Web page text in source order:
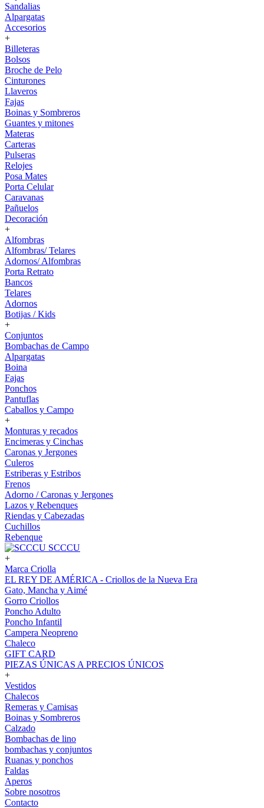
Sandalias
Alpargatas
Accesorios
+
Billeteras
Bolsos
Broche de Pelo
Cinturones
Llaveros
Fajas
Boinas y Sombreros
Guantes y mitones
Materas
Carteras
Pulseras
Relojes
Posa Mates
Porta Celular
Caravanas
Pañuelos
Decoración
+
Alfombras
Alfombras/ Telares
Adornos/ Alfombras
Porta Retrato
Bancos
Telares
Adornos
Botijas / Kids
+
Conjuntos
Bombachas de Campo
Alpargatas
Boina
Fajas
Ponchos
Pantuflas
Caballos y Campo
+
Monturas y recados
Encimeras y Cinchas
Caronas y Jergones
Culeros
Estriberas y Estribos
Frenos
Adorno / Caronas y Jergones
Lazos y Rebenques
Riendas y Cabezadas
Cuchillos
Rebenque
SCCCU
+
Marca Criolla
EL REY DE AMÉRICA - Criollos de la Nueva Era
Gato, Mancha y Aimé
Gorro Criollos
Poncho Adulto
Poncho Infantil
Campera Neopreno
Chaleco
GIFT CARD
PIEZAS ÚNICAS A PRECIOS ÚNICOS
+
Vestidos
Chalecos
Remeras y Camisas
Boinas y Sombreros
Calzado
Bombachas de lino
bombachas y conjuntos
Ruanas y ponchos
Faldas
Aperos
Sobre nosotros
Contacto